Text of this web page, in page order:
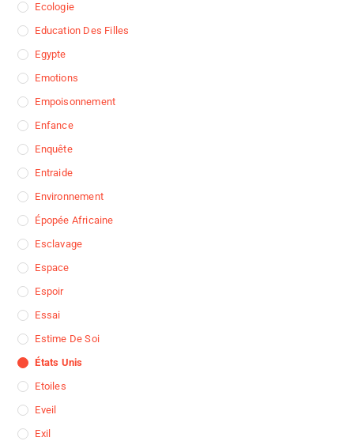
Ecologie
Education Des Filles
Egypte
Emotions
Empoisonnement
Enfance
Enquête
Entraide
Environnement
Épopée Africaine
Esclavage
Espace
Espoir
Essai
Estime De Soi
États Unis
Etoiles
Eveil
Exil